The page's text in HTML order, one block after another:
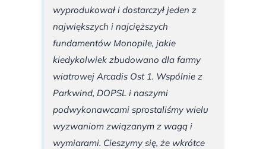
wyprodukował i dostarczył jeden z
największych i najcięższych
fundamentów Monopile, jakie
kiedykolwiek zbudowano dla farmy
wiatrowej Arcadis Ost 1. Wspólnie z
Parkwind, DOPSL i naszymi
podwykonawcami sprostaliśmy wielu
wyzwaniom związanym z wagą i
wymiarami. Cieszymy się, że wkrótce